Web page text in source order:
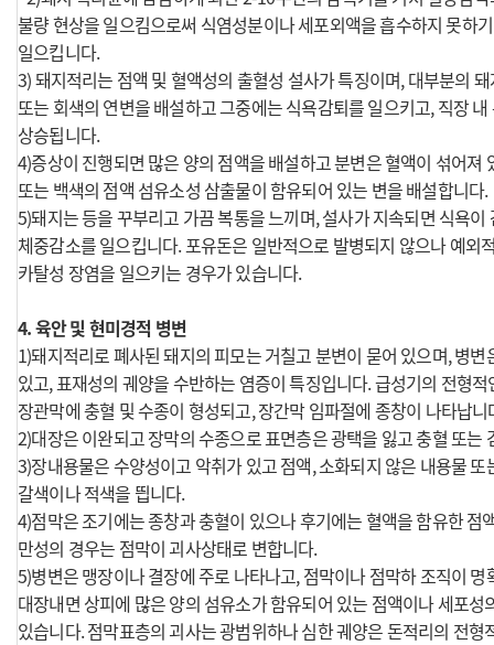
불량 현상을 일으킴으로써 식염성분이나 세포외액을 흡수하지 못하
일으킵니다.
3) 돼지적리는 점액 및 혈액성의 출혈성 설사가 특징이며, 대부분의
또는 회색의 연변을 배설하고 그중에는 식욕감퇴를 일으키고, 직장
상승됩니다.
4)증상이 진행되면 많은 양의 점액을 배설하고 분변은 혈액이 섞어져
또는 백색의 점액 섬유소성 삼출물이 함유되어 있는 변을 배설합니다.
5)돼지는 등을 꾸부리고 가끔 복통을 느끼며, 설사가 지속되면 식욕
체중감소를 일으킵니다. 포유돈은 일반적으로 발병되지 않으나 예외
카탈성 장염을 일으키는 경우가 있습니다.
4. 육안 및 현미경적 병변
1)돼지적리로 폐사된 돼지의 피모는 거칠고 분변이 묻어 있으며, 병
있고, 표재성의 궤양을 수반하는 염증이 특징입니다. 급성기의 전형
장관막에 충혈 및 수종이 형성되고, 장간막 임파절에 종창이 나타납
2)대장은 이완되고 장막의 수종으로 표면층은 광택을 잃고 충혈 또는
3)장내용물은 수양성이고 악취가 있고 점액, 소화되지 않은 내용물
갈색이나 적색을 띕니다.
4)점막은 조기에는 종창과 충혈이 있으나 후기에는 혈액을 함유한 점
만성의 경우는 점막이 괴사상태로 변합니다.
5)병변은 맹장이나 결장에 주로 나타나고, 점막이나 점막하 조직이 명
대장내면 상피에 많은 양의 섬유소가 함유되어 있는 점액이나 세포성
있습니다. 점막표층의 괴사는 광범위하나 심한 궤양은 돈적리의 전형